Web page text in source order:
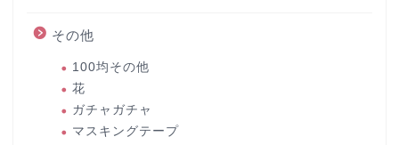
その他
100均その他
花
ガチャガチャ
マスキングテープ